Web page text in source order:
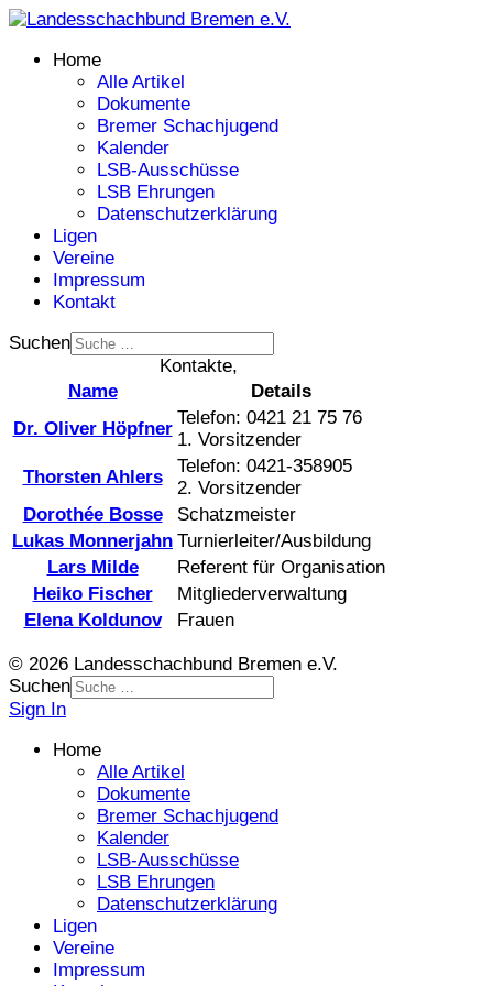
Home
Alle Artikel
Dokumente
Bremer Schachjugend
Kalender
LSB-Ausschüsse
LSB Ehrungen
Datenschutzerklärung
Ligen
Vereine
Impressum
Kontakt
Suchen
Kontakte,
Name
Details
Dr. Oliver Höpfner
Telefon: 0421 21 75 76
1. Vorsitzender
Thorsten Ahlers
Telefon: 0421-358905
2. Vorsitzender
Dorothée Bosse
Schatzmeister
Lukas Monnerjahn Turnierleiter/Ausbildung
Lars Milde
Referent für Organisation
Heiko Fischer
Mitgliederverwaltung
Elena Koldunov
Frauen
© 2026 Landesschachbund Bremen e.V.
Suchen
Sign In
Home
Alle Artikel
Dokumente
Bremer Schachjugend
Kalender
LSB-Ausschüsse
LSB Ehrungen
Datenschutzerklärung
Ligen
Vereine
Impressum